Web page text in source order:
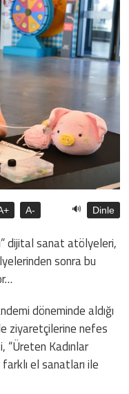
A- 🔊 Dinle
dijital sanat atölyeleri,
sonra bu
döneminde aldığı
ziyaretçilerine nefes
“Üreten Kadınlar
el sanatları ile